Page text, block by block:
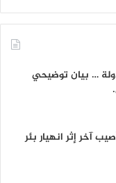
… بيان توضيحي
آخر إثر انهيار بئر